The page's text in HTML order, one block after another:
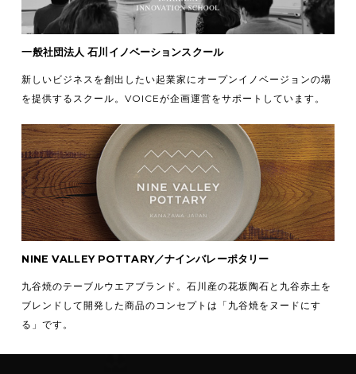
一般社団法人 石川イノベーションスクール
新しいビジネスを創出したい起業家にオープンイノベージョンの場
を提供するスクール。VOICEが企画運営をサポートしています。
NINE VALLEY POTTARY／ナインバレーポタリー
九谷焼のテーブルウエアブランド。石川産の花坂陶石と九谷赤土を
ブレンドして開発した商品のコンセプトは「九谷焼をヌードにす
る」です。